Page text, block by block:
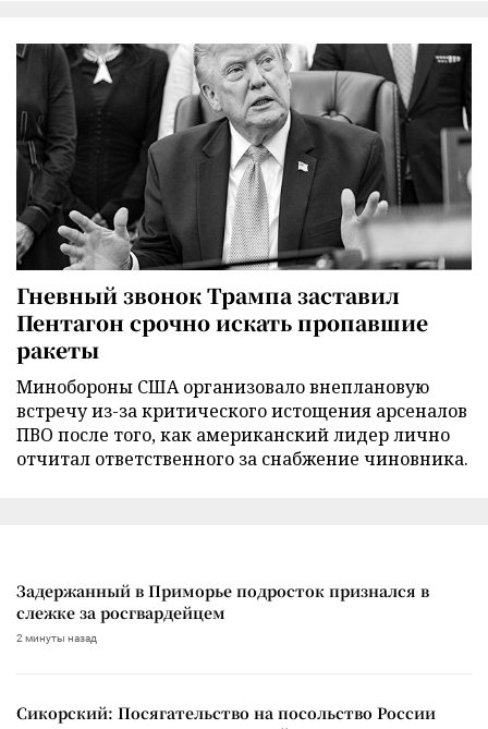
Гневный звонок Трампа заставил
Пентагон срочно искать пропавшие
ракеты
Минобороны США организовало внеплановую
встречу из-за критического истощения арсеналов
ПВО после того, как американский лидер лично
отчитал ответственного за снабжение чиновника.
Задержанный в Приморье подросток признался в
слежке за росгвардейцем
2 минуты назад
Сикорский: Посягательство на посольство России